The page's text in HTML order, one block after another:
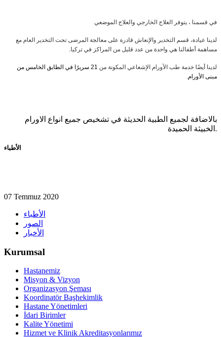
في قسمنا ، يتوفر العلاج الخارجي والعلاج الموضعي
لدينا عيادة، قسم التخدير والإنعاش قادرة على معالجة المرضى تحت التخدير العام مع
مساهمة أطفالنا هي واحدة من عدد قليل من المراكز في تركيا
لدينا أيضًا خدمة طب الأورام الإشعاعي المكونة من 21 سريرًا في الطابق الخامس من
مبنى الأورام
بالاضافة لجميع الطبية الحديثة في تشخيص جميع انواع الاورام
الخبيثة الحميدة.
الأطباء
07 Temmuz 2020
الأطباء
الصور
الأخبار
Kurumsal
Hastanemiz
Misyon & Vizyon
Organizasyon Şeması
Koordinatör Başhekimlik
Hastane Yönetimleri
İdari Birimler
Kalite Yönetimi
Hizmet ve Klinik Akreditasyonlarımız